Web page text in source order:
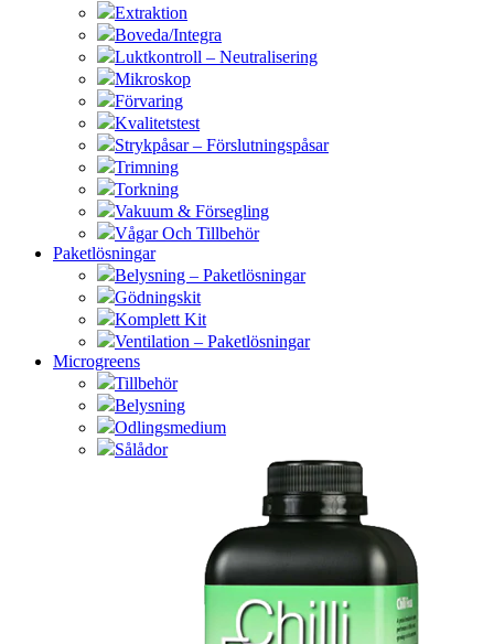
Extraktion
Boveda/Integra
Luktkontroll – Neutralisering
Mikroskop
Förvaring
Kvalitetstest
Strykpåsar – Förslutningspåsar
Trimning
Torkning
Vakuum & Försegling
Vågar Och Tillbehör
Paketlösningar
Belysning – Paketlösningar
Gödningskit
Komplett Kit
Ventilation – Paketlösningar
Microgreens
Tillbehör
Belysning
Odlingsmedium
Sålådor